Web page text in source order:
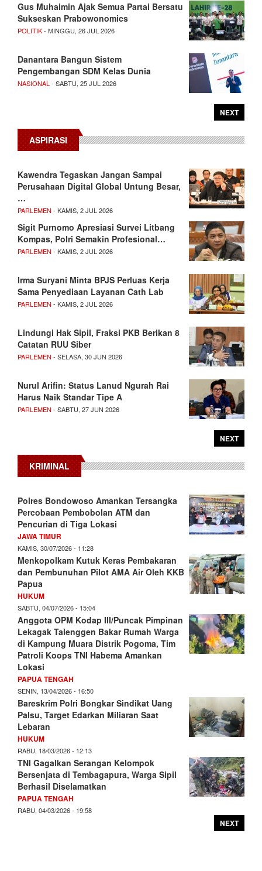
Gus Muhaimin Ajak Semua Partai Bersatu
Sukseskan Prabowonomics
POLITIK- MINGGU, 26 JUL 2026
Danantara Bangun Sistem
Pengembangan SDM Kelas Dunia
NASIONAL - SABTU, 25 JUL 2026
NEXT
ASPIRASI
Kawendra Tegaskan Jangan Sampai
Perusahaan Digital Global Untung Besar,
…
PARLEMEN - KAMIS, 2 JUL 2026
Sigit Purnomo Apresiasi Survei Litbang
Kompas, Polri Semakin Profesional…
PARLEMEN - KAMIS, 2 JUL 2026
Irma Suryani Minta BPJS Perluas Kerja
Sama Penyediaan Layanan Cath Lab
PARLEMEN - KAMIS, 2 JUL 2026
Lindungi Hak Sipil, Fraksi PKB Berikan 8
Catatan RUU Siber
PARLEMEN - SELASA, 30 JUN 2026
Nurul Arifin: Status Lanud Ngurah Rai
Harus Naik Standar Tipe A
PARLEMEN - SABTU, 27 JUN 2026
NEXT
KRIMINAL
Polres Bondowoso Amankan Tersangka
Percobaan Pembobolan ATM dan
Pencurian di Tiga Lokasi
JAWA TIMUR
KAMIS, 30/07/2026 - 11:28
Menkopolkam Kutuk Keras Pembakaran
dan Pembunuhan Pilot AMA Air Oleh KKB
Papua
HUKUM
SABTU, 04/07/2026 - 15:04
Anggota OPM Kodap III/Puncak Pimpinan
Lekagak Talenggen Bakar Rumah Warga
di Kampung Muara Distrik Pogoma, Tim
Patroli Koops TNI Habema Amankan
Lokasi
PAPUA TENGAH
SENIN, 13/04/2026 - 16:50
Bareskrim Polri Bongkar Sindikat Uang
Palsu, Target Edarkan Miliaran Saat
Lebaran
HUKUM
RABU, 18/03/2026 - 12:13
TNI Gagalkan Serangan Kelompok
Bersenjata di Tembagapura, Warga Sipil
Berhasil Diselamatkan
PAPUA TENGAH
RABU, 04/03/2026 - 19:58
NEXT